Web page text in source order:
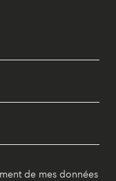
de mes données